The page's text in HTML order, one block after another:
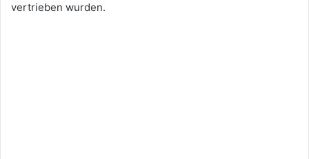
vertrieben wurden.